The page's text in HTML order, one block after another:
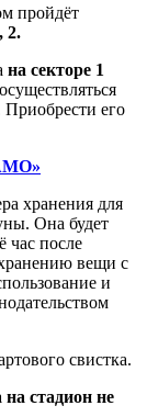
пройдёт
2.
на секторе 1
Приобрести его
хранения для
Она будет
час после
вещи с
и
свистка.
стадион не